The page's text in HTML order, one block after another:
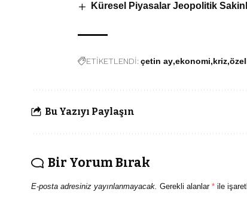
Küresel Piyasalar Jeopolitik
ETİKETLENDİ:çetin ay ekonomi kriz
Bu Yazıyı Paylaşın
Bir Yorum Bırak
E-posta adresiniz yayınlanmayacak. Gerekli alanlar * ile